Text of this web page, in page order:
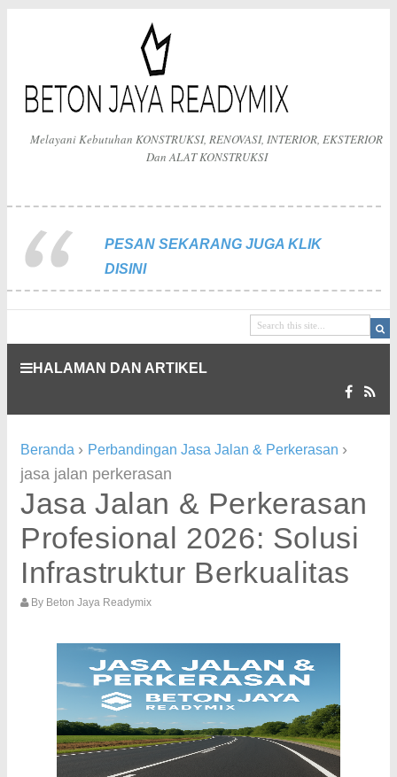
Melayani Kebutuhan KONSTRUKSI, RENOVASI, INTERIOR, EKSTERIOR
Dan ALAT KONSTRUKSI
PESAN SEKARANG JUGA KLIK
DISINI
HALAMAN DAN ARTIKEL
Beranda › Perbandingan Jasa Jalan & Perkerasan ›
jasa jalan perkerasan
Jasa Jalan & Perkerasan
Profesional 2026: Solusi
Infrastruktur Berkualitas
By Beton Jaya Readymix